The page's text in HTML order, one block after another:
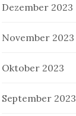
Dezember 2023
November 2023
Oktober 2023
September 2023